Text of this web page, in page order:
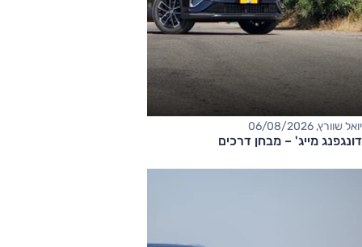
יואל שוורץ, 06/08/2026
דונגפנג מייג' – מבחן דרכים